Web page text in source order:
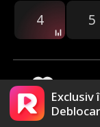
4 5
325
Exclusiv